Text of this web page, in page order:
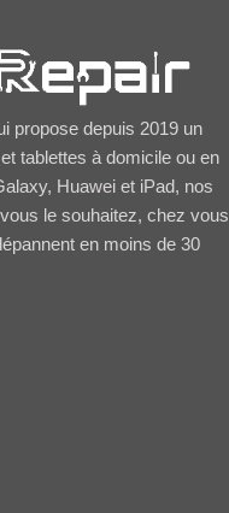
propose depuis 2019 un
tablettes à domicile ou en
Huawei et iPad, nos
le souhaitez, chez vous
en moins de 30